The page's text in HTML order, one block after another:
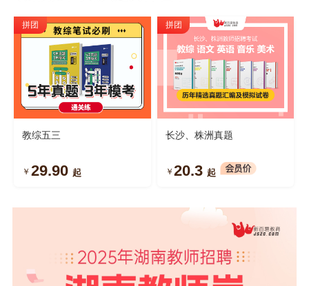
拼团
教综五三
￥ 29.90 起
拼团
长沙、株洲真题
￥ 20.3 起